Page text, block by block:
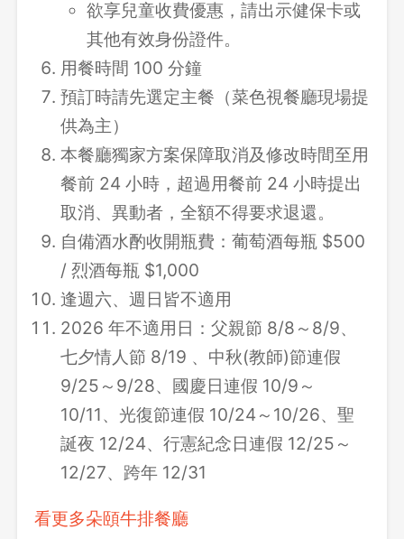
欲享兒童收費優惠，請出示健保卡或
其他有效身份證件。
用餐時間 100 分鐘
預訂時請先選定主餐（菜色視餐廳現場提
供為主）
本餐廳獨家方案保障取消及修改時間至用
餐前 24 小時，超過用餐前 24 小時提出
取消、異動者，全額不得要求退還。
自備酒水酌收開瓶費：葡萄酒每瓶 $500
/ 烈酒每瓶 $1,000
逢週六、週日皆不適用
2026 年不適用日：父親節 8/8～8/9、
七夕情人節 8/19 、中秋(教師)節連假
9/25～9/28、國慶日連假 10/9～
10/11、光復節連假 10/24～10/26、聖
誕夜 12/24、行憲紀念日連假 12/25～
12/27、跨年 12/31
看更多朵頤牛排餐廳